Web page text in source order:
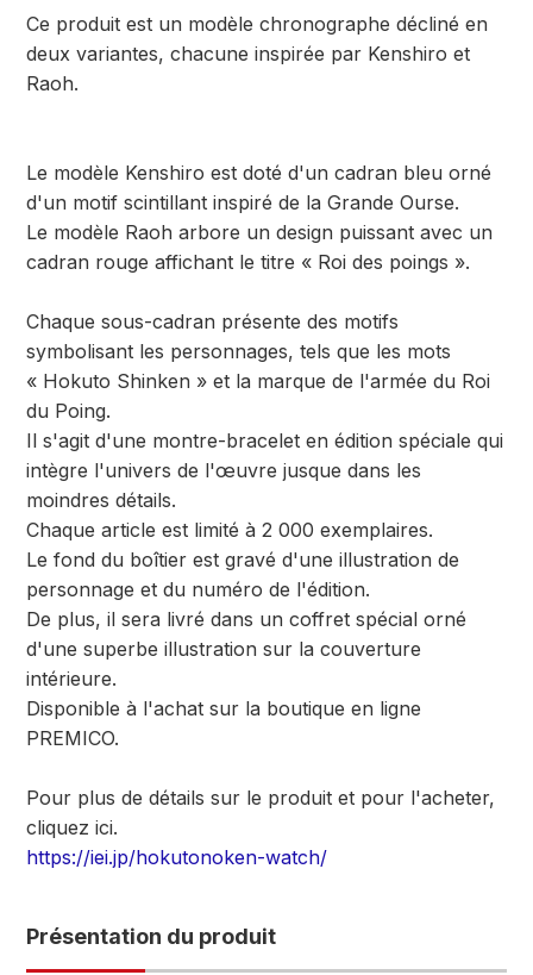
Ce produit est un modèle chronographe décliné en
deux variantes, chacune inspirée par Kenshiro et
Raoh.
Le modèle Kenshiro est doté d'un cadran bleu orné
d'un motif scintillant inspiré de la Grande Ourse.
Le modèle Raoh arbore un design puissant avec un
cadran rouge affichant le titre « Roi des poings ».
Chaque sous-cadran présente des motifs
symbolisant les personnages, tels que les mots
« Hokuto Shinken » et la marque de l'armée du Roi
du Poing.
Il s'agit d'une montre-bracelet en édition spéciale qui
intègre l'univers de l'œuvre jusque dans les
moindres détails.
Chaque article est limité à 2 000 exemplaires.
Le fond du boîtier est gravé d'une illustration de
personnage et du numéro de l'édition.
De plus, il sera livré dans un coffret spécial orné
d'une superbe illustration sur la couverture
intérieure.
Disponible à l'achat sur la boutique en ligne
PREMICO.
Pour plus de détails sur le produit et pour l'acheter,
cliquez ici.
https://iei.jp/hokutonoken-watch/
Présentation du produit